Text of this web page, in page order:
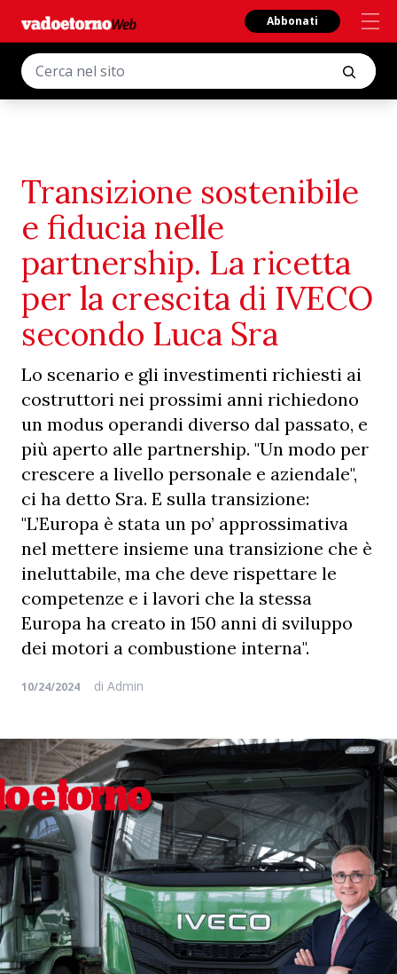
Abbonati
Transizione sostenibile
e fiducia nelle
partnership. La ricetta
per la crescita di IVECO
secondo Luca Sra
Lo scenario e gli investimenti richiesti ai
costruttori nei prossimi anni richiedono
un modus operandi diverso dal passato, e
più aperto alle partnership. "Un modo per
crescere a livello personale e aziendale",
ci ha detto Sra. E sulla transizione:
"L’Europa è stata un po’ approssimativa
nel mettere insieme una transizione che è
ineluttabile, ma che deve rispettare le
competenze e i lavori che la stessa
Europa ha creato in 150 anni di sviluppo
dei motori a combustione interna".
10/24/2024 di Admin